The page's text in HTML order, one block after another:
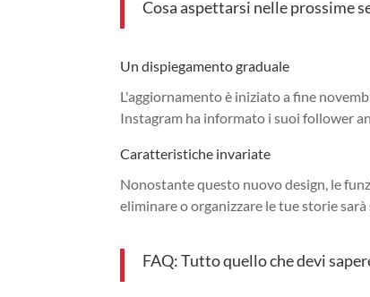
Cosa aspettarsi nelle prossime
Un dispiegamento graduale
L'aggiornamento è iniziato a fine
Instagram ha informato i suoi follower
Caratteristiche invariate
Nonostante questo nuovo design, le
eliminare o organizzare le tue storie
FAQ: Tutto quello che devi